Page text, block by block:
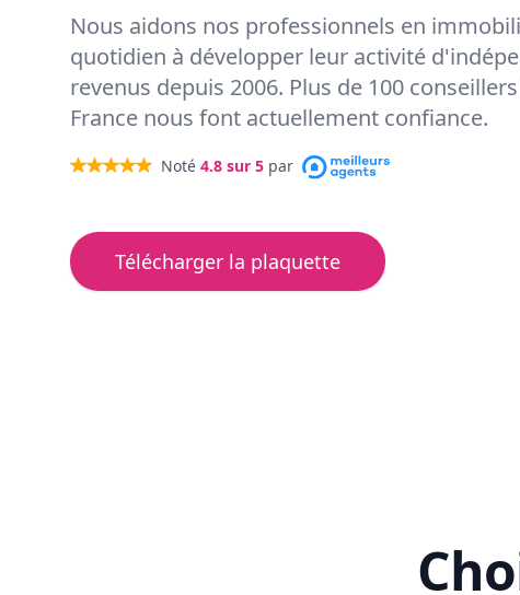
Nous aidons nos professionnels en
quotidien à développer leur activité
revenus depuis 2006. Plus de 100
France nous font actuellement confiance.
Noté 4.8 sur 5 par
Télécharger la plaquette